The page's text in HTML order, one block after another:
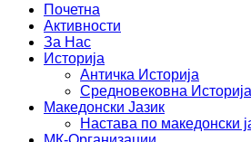
Почетна
Активности
За Нас
Историја
Античка Историја
Средновековна Историја
Македонски Јазик
Настава по македонски